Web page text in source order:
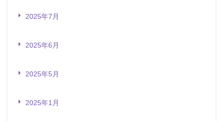
2025年7月
2025年6月
2025年5月
2025年1月